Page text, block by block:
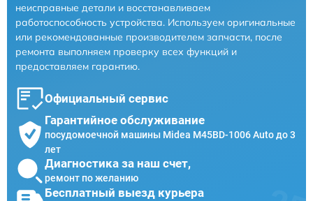
неисправные детали и восстанавливаем
работоспособность устройства. Используем оригинальные
или рекомендованные производителем запчасти, после
ремонта выполняем проверку всех функций и
предоставляем гарантию.
Официальный сервис
Гарантийное обслуживание
посудомоечной машины Midea M45BD-1006 Auto до 3
лет
Диагностика за наш счет,
ремонт по желанию
Бесплатный выезд курьера